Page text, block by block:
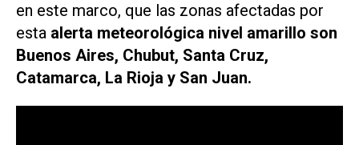
en este marco, que las zonas afectadas por
esta alerta meteorológica nivel amarillo son
Buenos Aires, Chubut, Santa Cruz,
Catamarca, La Rioja y San Juan.